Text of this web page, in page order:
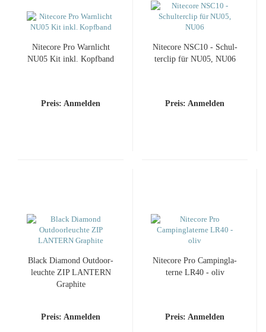
Ni­te­co­re Pro Warn­licht
NU05 Kit inkl. Kopf­band
Preis: Anmelden
Ni­te­co­re NSC10 - Schul­
ter­clip für NU05, NU06
Preis: Anmelden
Black Dia­mond Out­do­or­
leuch­te ZIP LAN­TERN
Gra­phi­te
Preis: Anmelden
Ni­te­co­re Pro Cam­ping­la­
ter­ne LR40 - oliv
Preis: Anmelden